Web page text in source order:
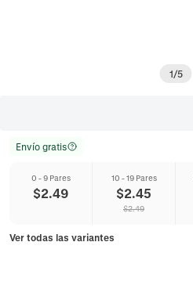
1/5
Envío gratis
0 - 9 Pares
$2.49
10 - 19 Pares
$2.45
$2.49
Ver todas las variantes